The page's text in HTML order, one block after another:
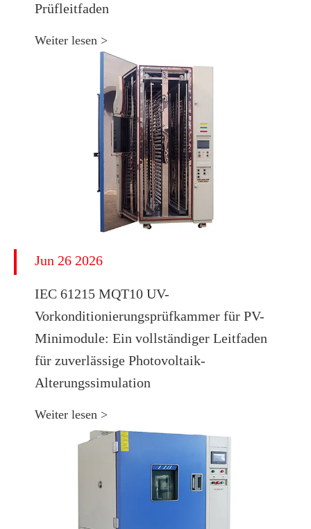
Prüfleitfaden
Weiter lesen >
Jun 26 2026
IEC 61215 MQT10 UV-
Vorkonditionierungsprüfkammer für PV-
Minimodule: Ein vollständiger Leitfaden
für zuverlässige Photovoltaik-
Alterungssimulation
Weiter lesen >